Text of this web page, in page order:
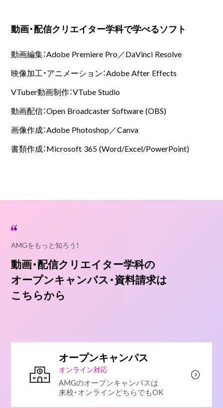
動画・配信クリエイター学科で学べるソフト
動画編集：Adobe Premiere Pro／DaVinci Resolve
映像加工・アニメーション：Adobe After Effects
VTuber動画制作：VTube Studio
動画配信：Open Broadcaster Software (OBS)
画像作成：Adobe Photoshop／Canva
書類作成：Microsoft 365 (Word/Excel/PowerPoint)
AMGをもっと知ろう！
動画・配信クリエイター学科の
オープンキャンパス・資料請求は
こちらから
オープンキャンパス
オンライン対応
AMGのオープンキャンパスは
来校・オンラインどちらでもOK